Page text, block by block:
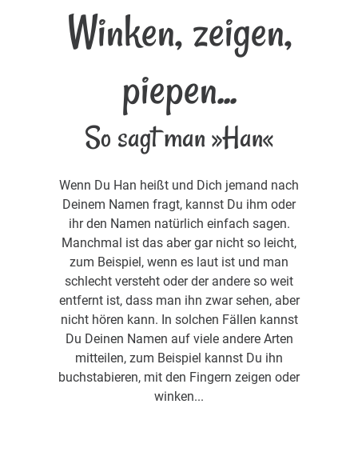
Winken, zeigen,
piepen...
So sagt man »Han«
Wenn Du Han heißt und Dich jemand nach
Deinem Namen fragt, kannst Du ihm oder
ihr den Namen natürlich einfach sagen.
Manchmal ist das aber gar nicht so leicht,
zum Beispiel, wenn es laut ist und man
schlecht versteht oder der andere so weit
entfernt ist, dass man ihn zwar sehen, aber
nicht hören kann. In solchen Fällen kannst
Du Deinen Namen auf viele andere Arten
mitteilen, zum Beispiel kannst Du ihn
buchstabieren, mit den Fingern zeigen oder
winken...